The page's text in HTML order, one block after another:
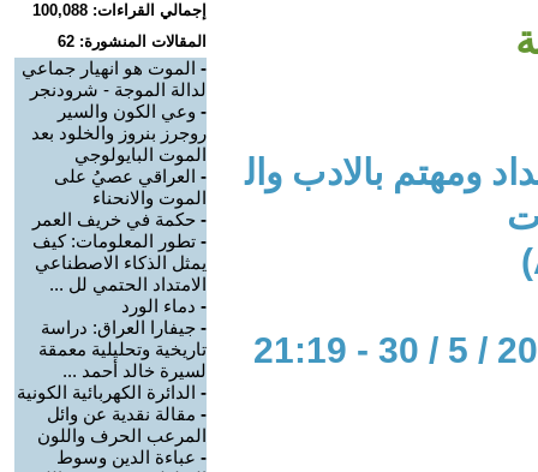
ومهتم بالادب وال
إجمالي القراءات: 100,088
المقالات المنشورة: 62
- الموت هو انهيار جماعي
لدالة الموجة - شرودنجر
- وعي الكون والسير
روجرز بنروز والخلود بعد
الموت البايولوجي
- العراقي عصيُ على
الموت والانحناء
- حكمة في خريف العمر
- تطور المعلومات: كيف
يمثل الذكاء الاصطناعي
الامتداد الحتمي لل ...
- دماء الورد
- جيفارا العراق: دراسة
تاريخية وتحليلية معمقة
لسيرة خالد أحمد ...
- الدائرة الكهربائية الكونية
- مقالة نقدية عن وائل
المرعب الحرف واللون
- عباءة الدين وسوط